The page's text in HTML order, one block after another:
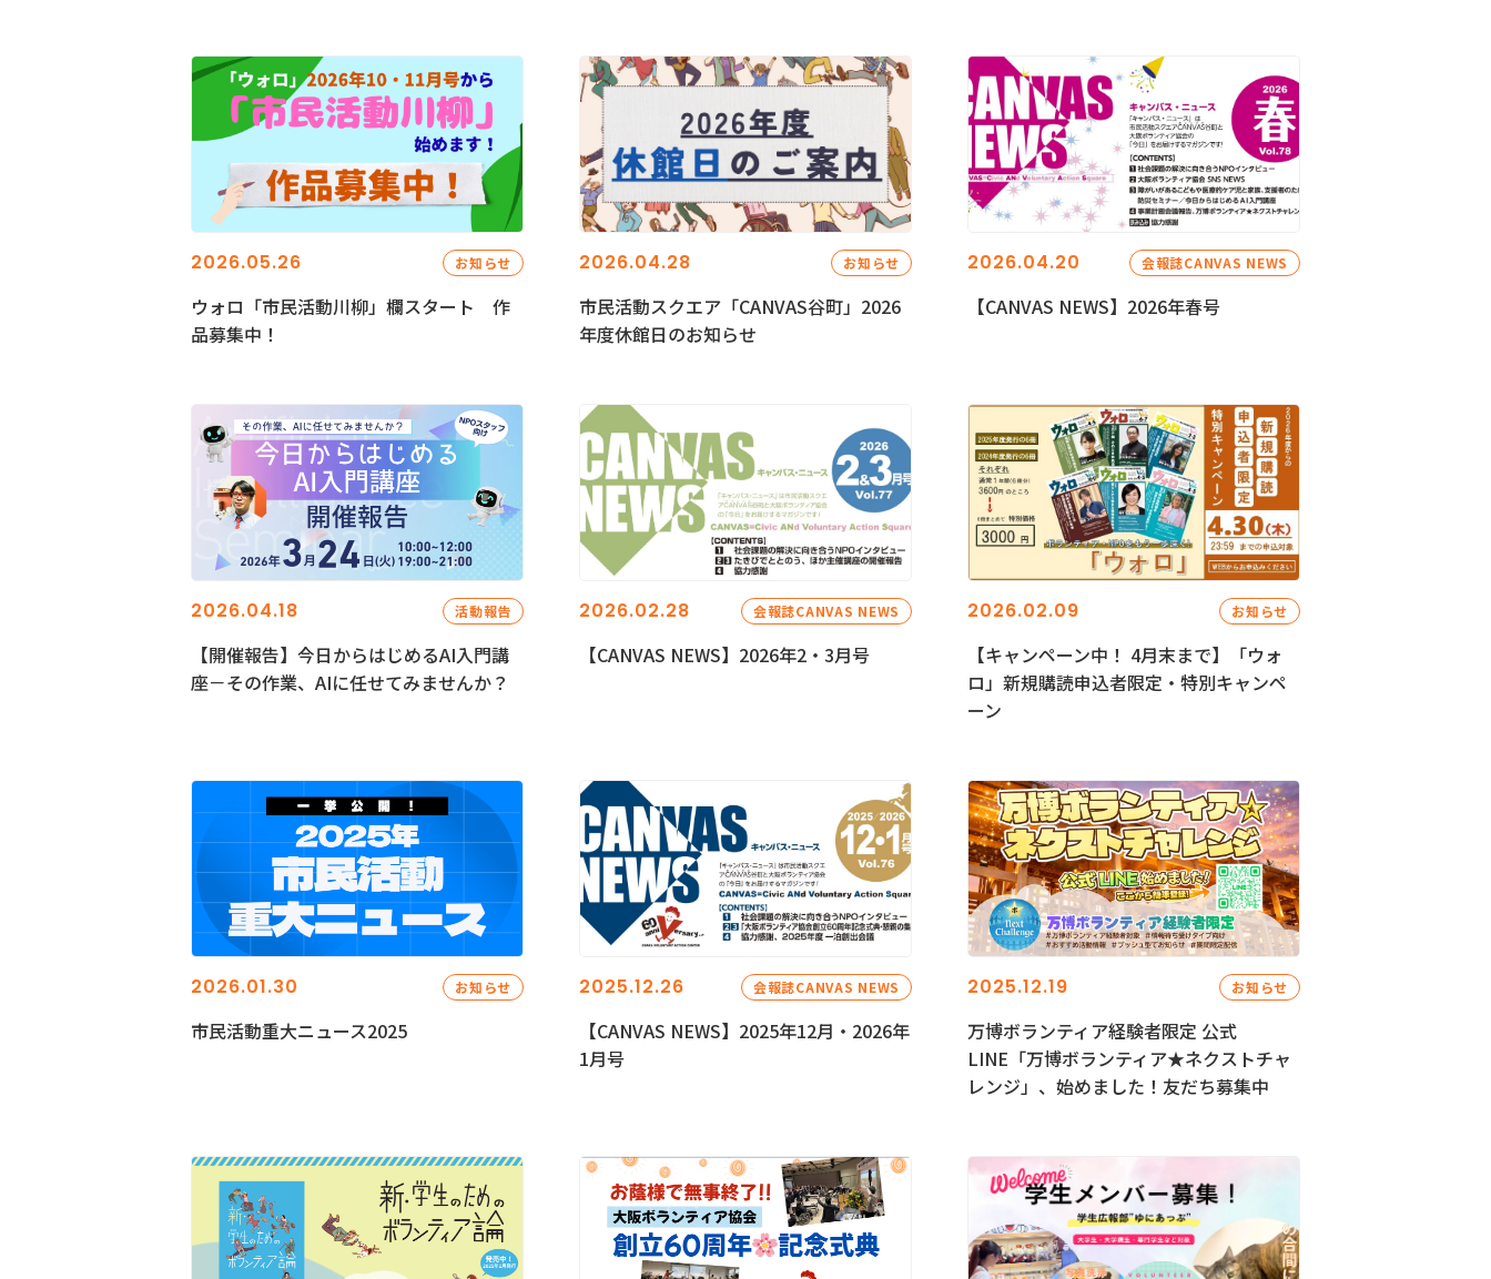
2026.05.26 お知らせ
ウォロ「市民活動川柳」欄スタート 作
品募集中！
2026.04.28 お知らせ
市民活動スクエア「CANVAS谷町」2026
年度休館日のお知らせ
2026.04.20 会報誌CANVAS NEWS
【CANVAS NEWS】2026年春号
2026.04.18 活動報告
【開催報告】今日からはじめるAI入門講
座－その作業、AIに任せてみませんか？
2026.02.28 会報誌CANVAS NEWS
【CANVAS NEWS】2026年2・3月号
2026.02.09 お知らせ
【キャンペーン中！ 4月末まで】「ウォ
ロ」新規購読申込者限定・特別キャンペ
ーン
2026.01.30 お知らせ
市民活動重大ニュース2025
2025.12.26 会報誌CANVAS NEWS
【CANVAS NEWS】2025年12月・2026年
1月号
2025.12.19 お知らせ
万博ボランティア経験者限定 公式
LINE「万博ボランティア★ネクストチャ
レンジ」、始めました！友だち募集中